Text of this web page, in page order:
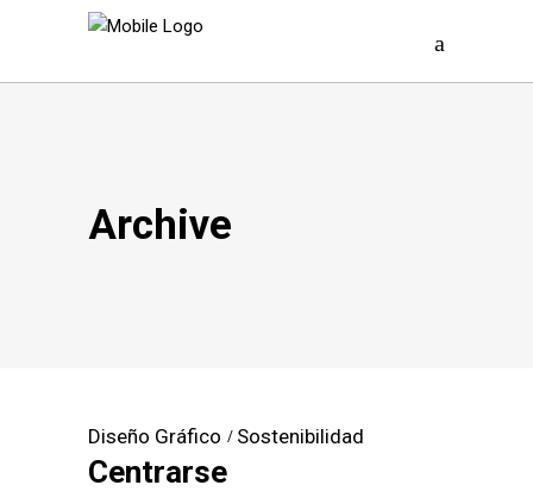
Archive
Diseño Gráfico Sostenibilidad
Centrarse